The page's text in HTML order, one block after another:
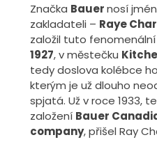
Značka Bauernosí
zakladateli – Raye
založil tuto fenomenální
1927, v městečku
tedy doslova kolébce
kterým je už dlouho
spjatá. Už v roce 1933,
založení Bauer
company, přišel Ray